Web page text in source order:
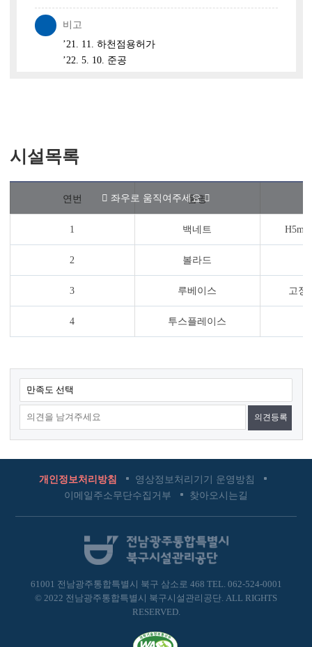
비고
’21. 11. 하천점용허가
’22. 5. 10. 준공
시설목록
연번 품명
1 백네트
2 볼라드
3 루베이스 고정
4 투스플레이스
콘
텐
츠
만
만족도 선택
개인정보처리방침
영상정보처리기기 운영방침
이메일주소무단수집거부
찾아오시는길
61001 전남광주통합특별시 북구 삼소로 468 TEL. 062-524-0001
© 2022 전남광주통합특별시 북구시설관리공단. ALL RIGHTS
RESERVED.